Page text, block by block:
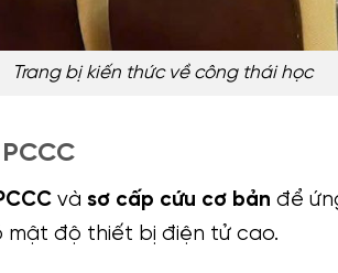
Trang bị kiến thức về công thái học
và sơ cấp cứu cơ bản để
mật độ thiết bị điện tử cao.